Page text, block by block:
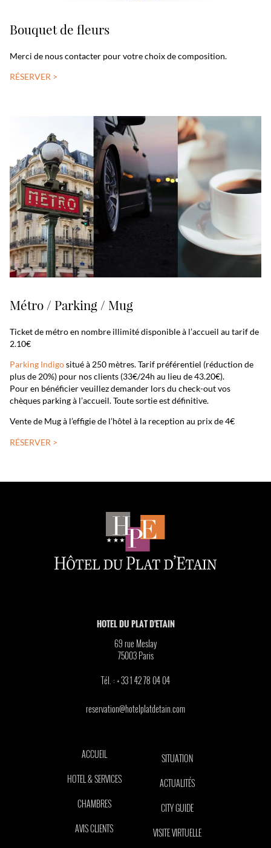
Bouquet de fleurs
Merci de nous contacter pour votre choix de composition.
RÉSERVER >
Métro / Parking / Mug
Ticket de métro en nombre illimité disponible à l’accueil au tarif de
2.10€
Parking Indigositué à 250 mètres. Tarif préférentiel (réduction de
plus de 20%) pour nos clients (33€/24h au lieu de 43.20€).
Pour en bénéficier veuillez demander lors du check-out vos
chèques parking à l’accueil. Toute sortie est définitive.
Vente de Mug à l’effigie de l’hôtel à la reception au prix de 4€
RÉSERVER >
HOTEL DU PLAT D'ETAIN
69 rue Meslay
75003 Paris
Tél. : + 33 1 42 78 04 04
reservation@hotelplatdetain.com
ACCUEIL
HOTEL & SERVICES
CHAMBRES
AVIS CLIENTS
SITUATION
ACTUALITÉS
CITY GUIDE
VISITE VIRTUELLE